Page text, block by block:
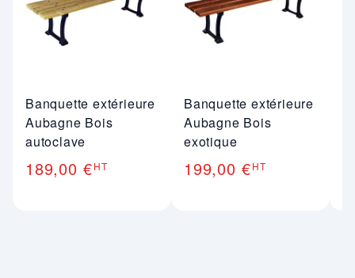
Banquette extérieure
Aubagne Bois
autoclave
189,00 €HT
Banquette extérieure
Aubagne Bois
exotique
199,00 €HT